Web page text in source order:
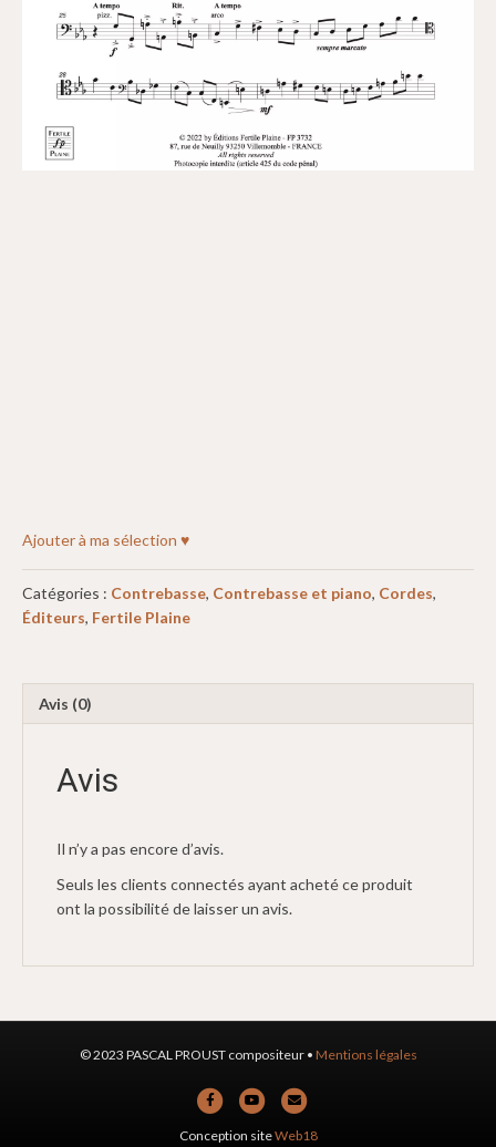
Ajouter à ma sélection ♥
Catégories : Contrebasse, Contrebasse et piano, Cordes,
Éditeurs, Fertile Plaine
Avis (0)
Avis
Il n’y a pas encore d’avis.
Seuls les clients connectés ayant acheté ce produit
ont la possibilité de laisser un avis.
© 2023 PASCAL PROUST compositeur • Mentions légales
F
Y
E
Conception siteWeb18